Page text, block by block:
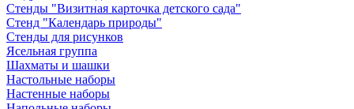
Стенды "Визитная карточка детского сада"
Стенд "Календарь природы"
Стенды для рисунков
Ясельная группа
Шахматы и шашки
Настольные наборы
Настенные наборы